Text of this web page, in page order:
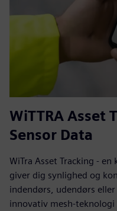
WiTTRA Asset
Sensor Data
WiTra Asset Tracking -
giver dig synlighed og
indendørs, udendørs
innovativ mesh-teknologi